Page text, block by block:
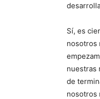
Sí, es
nosotros
nuestras
de
nosotros